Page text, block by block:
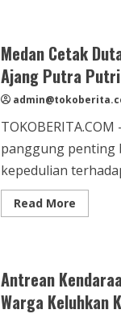
PUD
Pasar
Kota
Medan
Dituntut
Kerja
dan
Mesin
Medan Cetak
Ajang Putra
panggung penting
kepedulian
Read MoreRead
more
Muda
Budaya
Lewat
Antrean
Warga Keluhkan